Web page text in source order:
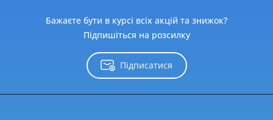
Бажаєте бути в курсі всіх акцій та знижок?
Підпишіться на розсилку
Підписатися